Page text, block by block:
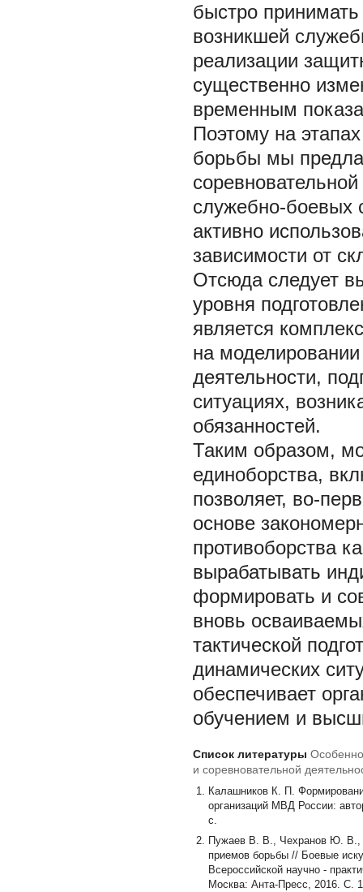
быстро
возникшей
реализации
существенно
временным
Поэтому на
борьбы мы
служебно-боевых
активно
зависимости от
Отсюда следует
уровня
является
на
деятельности,
ситуациях,
обязанностей.
Таким образом,
единоборства,
позволяет, во-
основе
противоборства
вырабатывать
формировать и
вновь
тактической
динамических
обеспечивает
обучением и
Список литературы
и соревновательной
Калашников К. П.
организаций МВД России:
с.
Пужаев В. В., Чехранов Ю. В.,
приемов борьбы // Боевые
Всероссийской научно -
Москва: Анта-Пресс, 2016. С.